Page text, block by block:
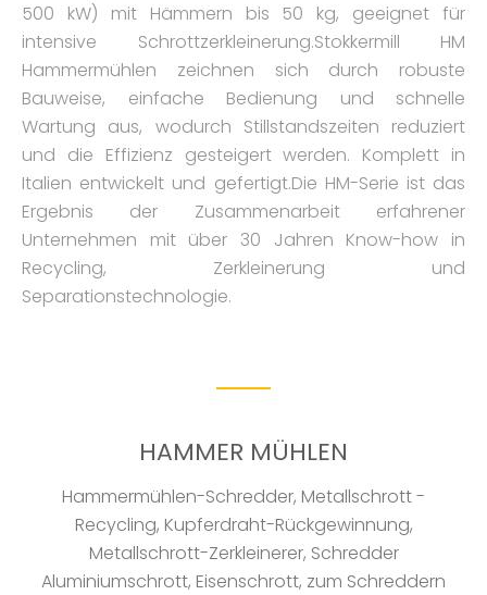
500 kW) mit Hämmern bis 50 kg, geeignet für
intensive Schrottzerkleinerung.Stokkermill HM
Hammermühlen zeichnen sich durch robuste
Bauweise, einfache Bedienung und schnelle
Wartung aus, wodurch Stillstandszeiten reduziert
und die Effizienz gesteigert werden. Komplett in
Italien entwickelt und gefertigt.Die HM-Serie ist das
Ergebnis der Zusammenarbeit erfahrener
Unternehmen mit über 30 Jahren Know-how in
Recycling, Zerkleinerung und
Separationstechnologie.
HAMMER MÜHLEN
Hammermühlen-Schredder, Metallschrott -
Recycling, Kupferdraht-Rückgewinnung,
Metallschrott-Zerkleinerer, Schredder
Aluminiumschrott, Eisenschrott, zum Schreddern